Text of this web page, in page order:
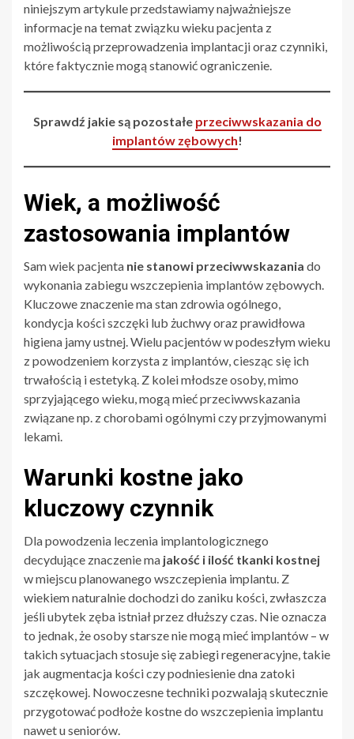
niniejszym artykule przedstawiamy najważniejsze
informacje na temat związku wieku pacjenta z
możliwością przeprowadzenia implantacji oraz czynniki,
które faktycznie mogą stanowić ograniczenie.
Sprawdź jakie są pozostałe przeciwwskazania do
implantów zębowych!
Wiek, a możliwość
zastosowania implantów
Sam wiek pacjenta nie stanowi przeciwwskazania do
wykonania zabiegu wszczepienia implantów zębowych.
Kluczowe znaczenie ma stan zdrowia ogólnego,
kondycja kości szczęki lub żuchwy oraz prawidłowa
higiena jamy ustnej. Wielu pacjentów w podeszłym wieku
z powodzeniem korzysta z implantów, ciesząc się ich
trwałością i estetyką. Z kolei młodsze osoby, mimo
sprzyjającego wieku, mogą mieć przeciwwskazania
związane np. z chorobami ogólnymi czy przyjmowanymi
lekami.
Warunki kostne jako
kluczowy czynnik
Dla powodzenia leczenia implantologicznego
decydujące znaczenie ma jakość i ilość tkanki kostnej
w miejscu planowanego wszczepienia implantu. Z
wiekiem naturalnie dochodzi do zaniku kości, zwłaszcza
jeśli ubytek zęba istniał przez dłuższy czas. Nie oznacza
to jednak, że osoby starsze nie mogą mieć implantów – w
takich sytuacjach stosuje się zabiegi regeneracyjne, takie
jak augmentacja kości czy podniesienie dna zatoki
szczękowej. Nowoczesne techniki pozwalają skutecznie
przygotować podłoże kostne do wszczepienia implantu
nawet u seniorów.